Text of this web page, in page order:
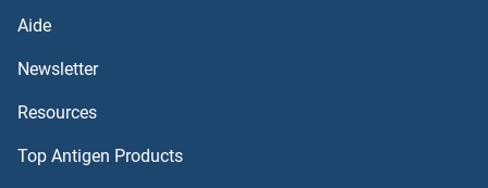
C2ORF76 Anticorps
C2orf71 Anticorps
C2orf60 Anticorps
Aide
Newsletter
Resources
Top Antigen Products